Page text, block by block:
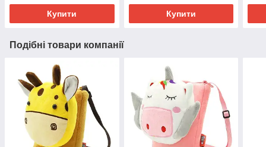
Купити Купити
Подібні товари компанії